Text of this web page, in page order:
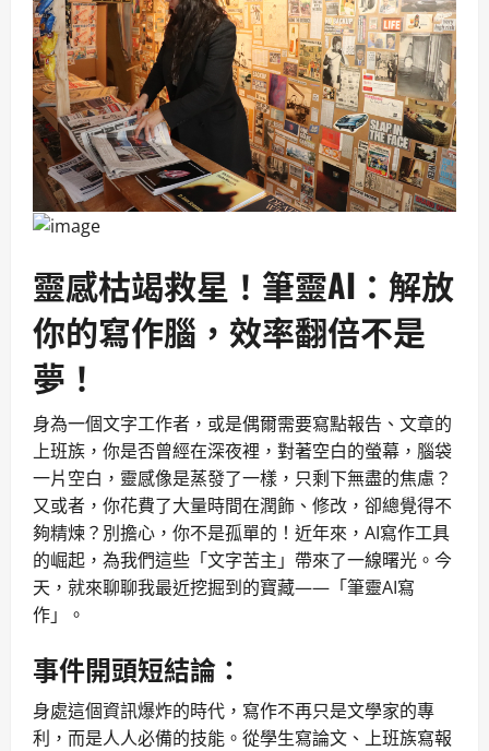
靈感枯竭救星！筆靈AI：解放
你的寫作腦，效率翻倍不是
夢！
身為一個文字工作者，或是偶爾需要寫點報告、文章的
上班族，你是否曾經在深夜裡，對著空白的螢幕，腦袋
一片空白，靈感像是蒸發了一樣，只剩下無盡的焦慮？
又或者，你花費了大量時間在潤飾、修改，卻總覺得不
夠精煉？別擔心，你不是孤單的！近年來，AI寫作工具
的崛起，為我們這些「文字苦主」帶來了一線曙光。今
天，就來聊聊我最近挖掘到的寶藏——「筆靈AI寫
作」。
事件開頭短結論：
身處這個資訊爆炸的時代，寫作不再只是文學家的專
利，而是人人必備的技能。從學生寫論文、上班族寫報